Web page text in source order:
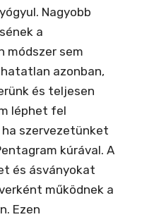
Nagyobb
a
módszer sem
azonban,
és teljesen
léphet fel
szervezetünket
kúrával. A
és ásványokat
működnek a
Ezen